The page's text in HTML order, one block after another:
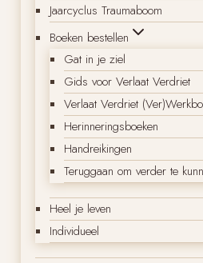
Jaarcyclus Traumaboom
Boeken bestellen
Gat in je ziel
Gids voor Verlaat Verdriet
Verlaat Verdriet
Herinneringsboeken
Handreikingen
Teruggaan om verder te
Heel je leven
Individueel